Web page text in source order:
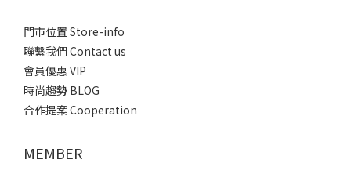
門市位置 Store-info
聯繫我們 Contact us
會員優惠 VIP
時尚趨勢 BLOG
合作提案 Cooperation
MEMBER